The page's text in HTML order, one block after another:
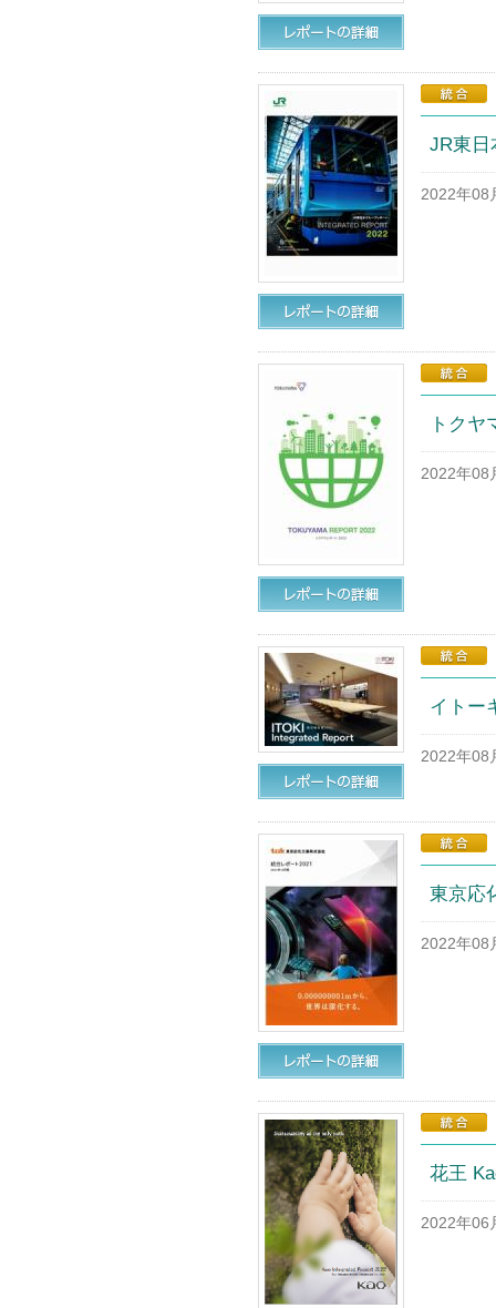
JR東日
2022年08
トクヤ
2022年08
イトー
2022年08
東京応
2022年08
花王
2022年06